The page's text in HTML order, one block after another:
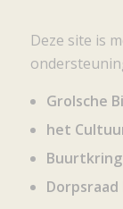
Deze site is
Grolsche
het
Buurtkring
Dorpsraad